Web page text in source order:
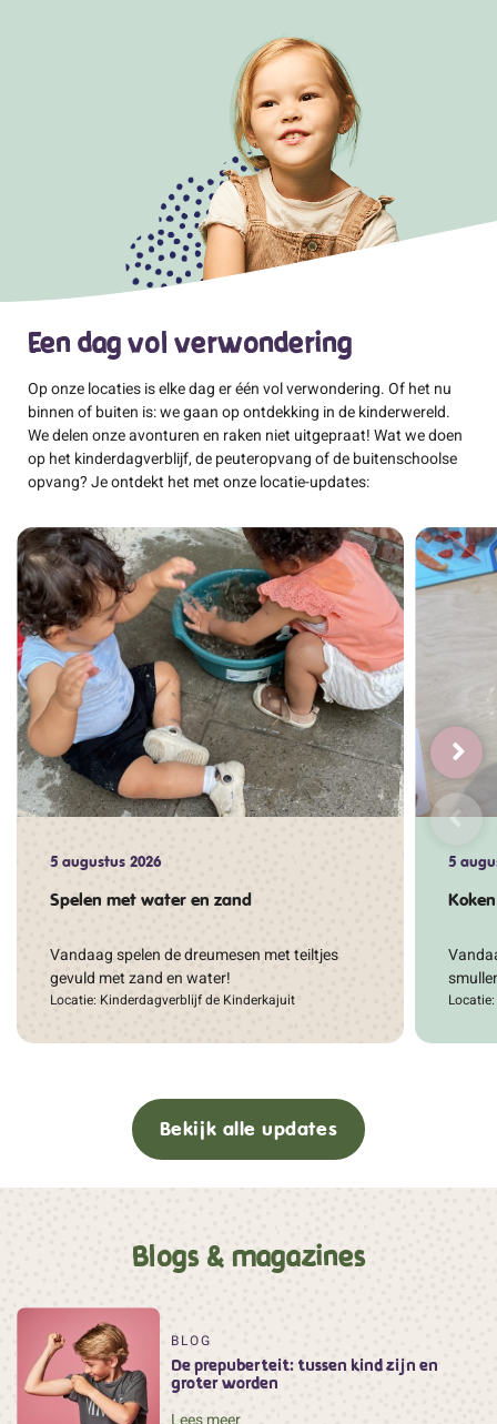
Een dag vol verwondering
Op onze locaties is elke dag er één vol verwondering. Of het nu
binnen of buiten is: we gaan op ontdekking in de kinderwereld.
We delen onze avonturen en raken niet uitgepraat! Wat we doen
op het kinderdagverblijf, de peuteropvang of de buitenschoolse
opvang? Je ontdekt het met onze locatie-updates:
5 augustus 2026
Spelen met water en zand
Vandaag spelen de dreumesen met teiltjes
gevuld met zand en water!
Locatie: Kinderdagverblijf de Kinderkajuit
5
Koken
Bekijk alle updates
Blogs & magazines
BLOG
De prepuberteit: tussen kind zijn en
groter worden
Lees meer